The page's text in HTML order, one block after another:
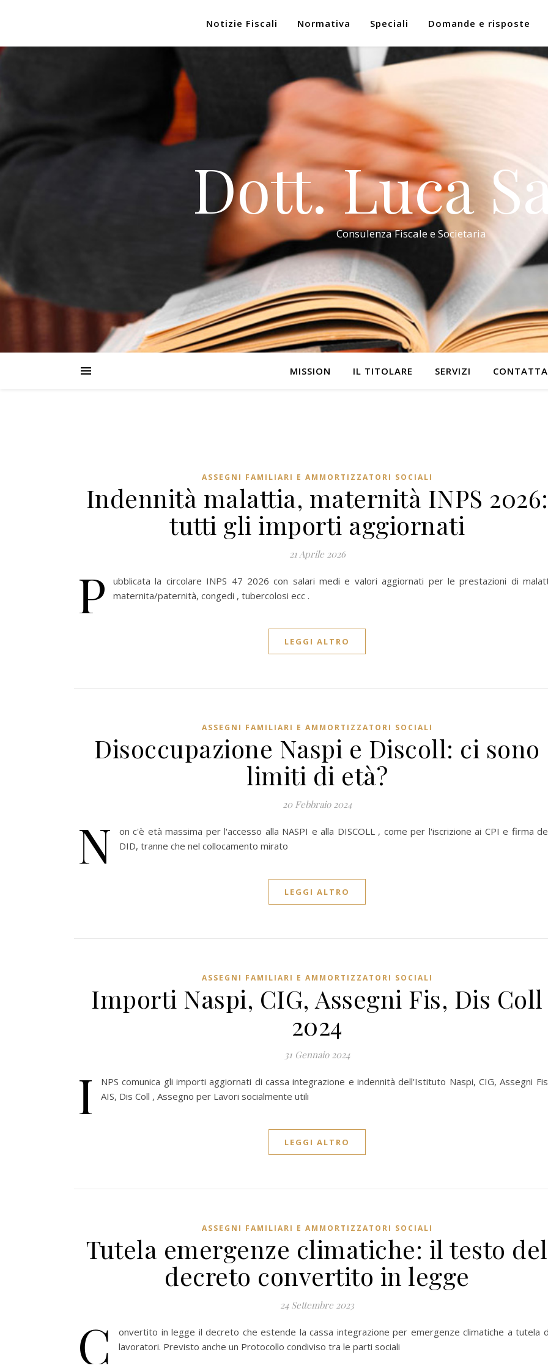
Notizie Fiscali Normativa Speciali Domande e risposte
Dott. Luca
Consulenza Fiscale e Societaria
MISSION IL TITOLARE SERVIZI
ASSEGNI FAMILIARI E AMMORTIZZATORI SOCIALI
Indennità malattia, maternità INPS 2026:
tutti gli importi aggiornati
21 Aprile 2026
P
ubblicata la circolare INPS 47 2026 con salari medi e valori aggiornati per le prestazioni di
maternita/paternità, congedi , tubercolosi ecc .
LEGGI ALTRO
ASSEGNI FAMILIARI E AMMORTIZZATORI SOCIALI
Disoccupazione Naspi e Discoll: ci sono
limiti di età?
20 Febbraio 2024
N
on c'è età massima per l'accesso alla NASPI e alla DISCOLL , come per l'iscrizione ai CPI e firma
DID, tranne che nel collocamento mirato
LEGGI ALTRO
ASSEGNI FAMILIARI E AMMORTIZZATORI SOCIALI
Importi Naspi, CIG, Assegni Fis, Dis Coll
2024
31 Gennaio 2024
I
NPS comunica gli importi aggiornati di cassa integrazione e indennità dell'Istituto Naspi, CIG, Assegni
AIS, Dis Coll , Assegno per Lavori socialmente utili
LEGGI ALTRO
ASSEGNI FAMILIARI E AMMORTIZZATORI SOCIALI
Tutela emergenze climatiche: il testo del
decreto convertito in legge
24 Settembre 2023
C
onvertito in legge il decreto che estende la cassa integrazione per emergenze climatiche a tutela
lavoratori. Previsto anche un Protocollo condiviso tra le parti sociali